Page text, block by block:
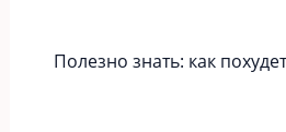
Полезно знать: как